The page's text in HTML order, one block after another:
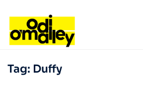
Tag: Duffy